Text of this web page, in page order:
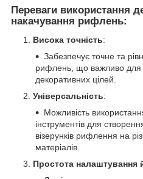
Переваги використання
накачування рифлень:
Висока точність:
Забезпечує точне та
рифлень, що важливо для
декоративних цілей.
Універсальність:
Можливість
інструментів для
візерунків рифлення на
матеріалів.
Простота налаштування